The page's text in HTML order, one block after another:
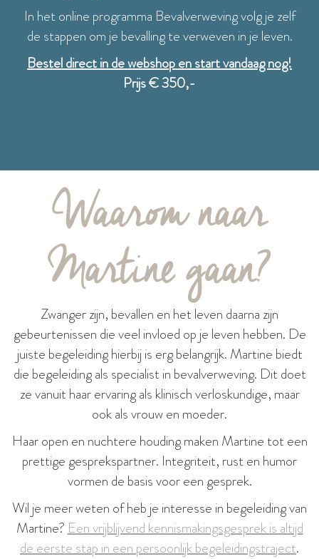
In het online programma Bevalverweving volg je zelf
de stappen om je bevalling te verweven in je leven.
Bestel direct in de webshop en start vandaag nog!
Prijs € 350,-
Waarom naar
Martine gaan?
Zwanger zijn, bevallen en het leven daarna zijn
gebeurtenissen die veel invloed op je leven hebben. De
juiste begeleiding hierbij is erg belangrijk. Martine biedt
die begeleiding als specialist in bevalverweving. Dit doet
ze vanuit haar ervaring als klinisch verloskundige, maar
ook als vrouw en moeder.
Haar open en nuchtere houding maken Martine tot een
prettige gesprekspartner. Integriteit, rust en humor
vormen de basis voor een gesprek.
Wil je meer weten of heb je interesse in begeleiding van
Martine?Een vrijblijvend kennismakingsgesprek is altijd
de eerste stap in een persoonlijk begeleidingstraject.